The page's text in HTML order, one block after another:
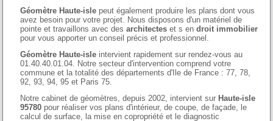
Géomètre Haute-isle peut également produire les plans dont vous
avez besoin pour votre projet. Nous disposons d'un matériel de
pointe et travaillons avec desarchitectes et s endroit immobilier
pour vous apporter un conseil précis et professionnel.
Géomètre Haute-isle intervient rapidement sur rendez-vous au
01.40.40.01.04. Notre secteur d'intervention comprend votre
commune et la totalité des départements d'Ile de France : 77, 78,
92, 93, 94, 95 et Paris 75.
Notre cabinet de géomètres, depuis 2002, intervient sur Haute-isle
95780 pour réaliser vos plans d'intérieur, de coupe, de façade, le
calcul de surface, la mise en copropriété et le diagnostic